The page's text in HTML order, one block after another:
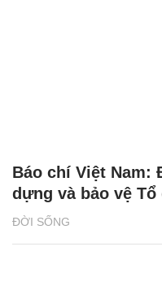
ĐỜI SỐNG
Báo chí Việt
dựng và bảo vệ Tổ